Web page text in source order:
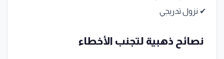
✔ نزول تدريجي
نصائح ذهبية لتجنب الأخطاء